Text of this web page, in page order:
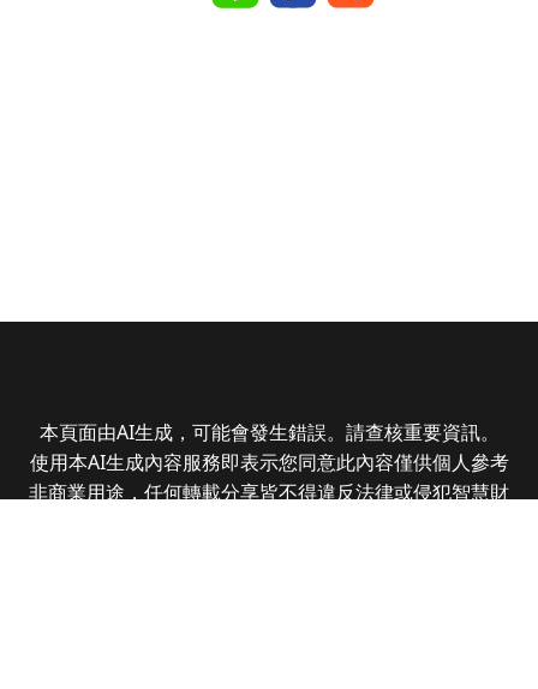
本頁面由AI生成，可能會發生錯誤。請查核重要資訊。
使用本AI生成內容服務即表示您同意此內容僅供個人參考
非商業用途，任何轉載分享皆不得違反法律或侵犯智慧財